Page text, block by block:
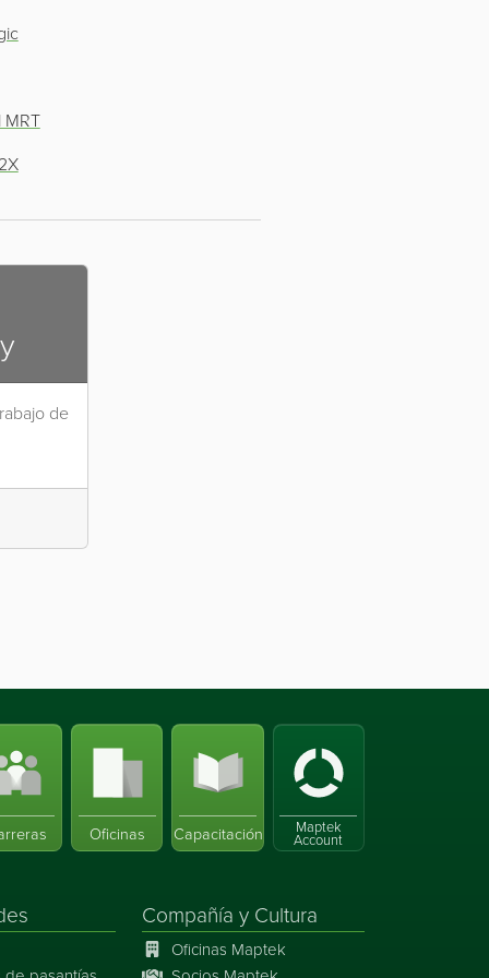
MRT
de
Oficinas Capacitación Maptek
Account
Compañía y Cultura
Oficinas Maptek